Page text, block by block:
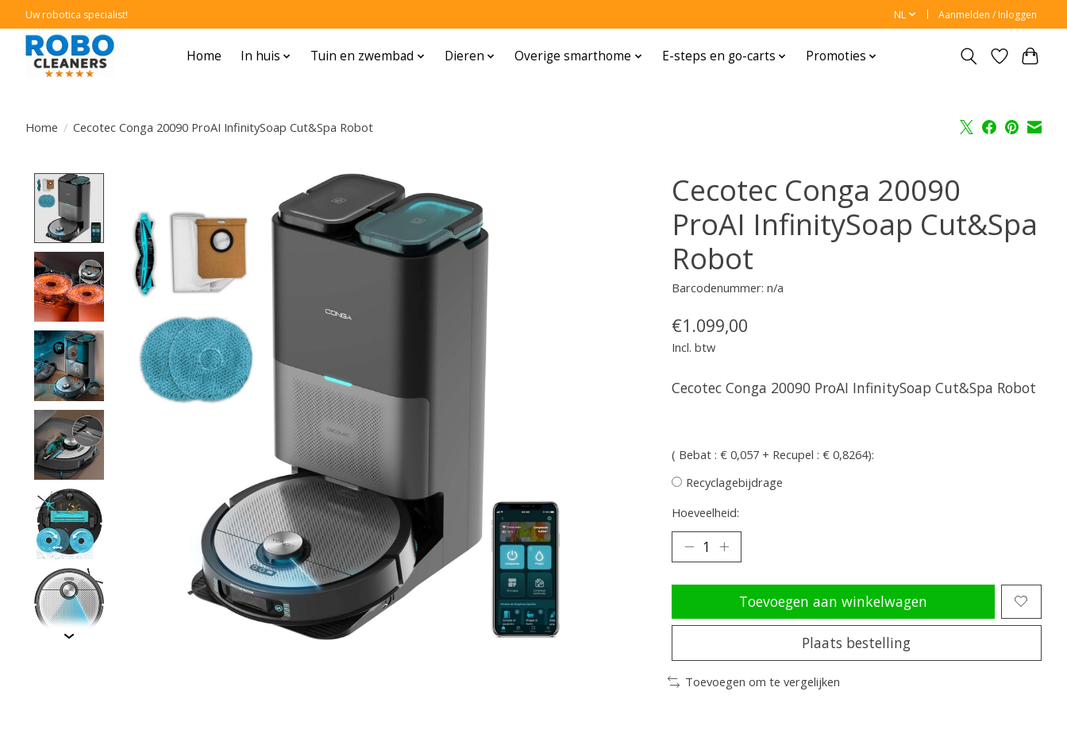
Uw robotica specialist! NL Aanmelden / Inloggen
Home In huis Tuin en zwembad Dieren Overige smarthome E-steps en go-carts Promoties
Home / Cecotec Conga 20090 ProAI InfinitySoap Cut&Spa Robot
Product image slideshow Items
Cecotec Conga 20090
ProAI InfinitySoap Cut&Spa
Robot
Barcodenummer: n/a
€1.099,00
Incl. btw
Cecotec Conga 20090 ProAI InfinitySoap Cut&Spa Robot
( Bebat : € 0,057 + Recupel : € 0,8264):
Recyclagebijdrage
Hoeveelheid:
Toevoegen aan winkelwagen
Plaats bestelling
Toevoegen om te vergelijken